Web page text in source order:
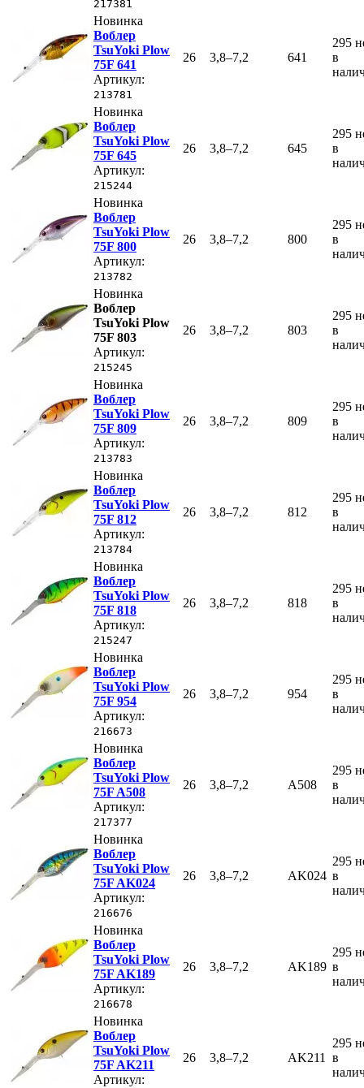
217381
Новинка
Воблер
TsuYoki Plow
75F 641
Артикул:
213781
26 3,8–7,2 641
295
в
Новинка
Воблер
TsuYoki Plow
75F 645
Артикул:
215244
26 3,8–7,2 645
295
в
Новинка
Воблер
TsuYoki Plow
75F 800
Артикул:
213782
26 3,8–7,2 800
295
в
Новинка
Воблер
TsuYoki Plow
75F 803
Артикул:
215245
26 3,8–7,2 803
295
в
Новинка
Воблер
TsuYoki Plow
75F 809
Артикул:
213783
26 3,8–7,2 809
295
в
Новинка
Воблер
TsuYoki Plow
75F 812
Артикул:
213784
26 3,8–7,2 812
295
в
Новинка
Воблер
TsuYoki Plow
75F 818
Артикул:
215247
26 3,8–7,2 818
295
в
Новинка
Воблер
TsuYoki Plow
75F 954
Артикул:
216673
26 3,8–7,2 954
295
в
Новинка
Воблер
TsuYoki Plow
75F A508
Артикул:
217377
26 3,8–7,2 A508
295
в
Новинка
Воблер
TsuYoki Plow
75F AK024
Артикул:
216676
26 3,8–7,2 AK024
295
в
Новинка
Воблер
TsuYoki Plow
75F AK189
Артикул:
216678
26 3,8–7,2 AK189
295
в
Новинка
Воблер
TsuYoki Plow
75F AK211
Артикул:
26 3,8–7,2 AK211
295
в